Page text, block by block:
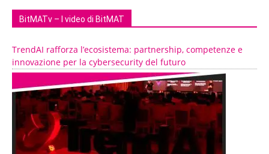
BitMATv – I video di BitMAT
TrendAI rafforza l’ecosistema: partnership, competenze e
innovazione per la cybersecurity del futuro